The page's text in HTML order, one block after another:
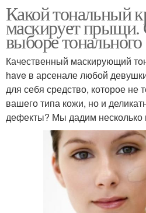
Какой тональный
маскирует прыщи.
выборе тонального
Качественный маскирующий
have в арсенале любой
для себя средство, которое не
вашего типа кожи, но и
дефекты? Мы дадим несколько